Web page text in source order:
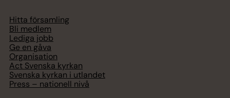
Hitta församling
Bli medlem
Lediga jobb
Ge en gåva
Organisation
Act Svenska kyrkan
Svenska kyrkan i utlandet
Press – nationell nivå